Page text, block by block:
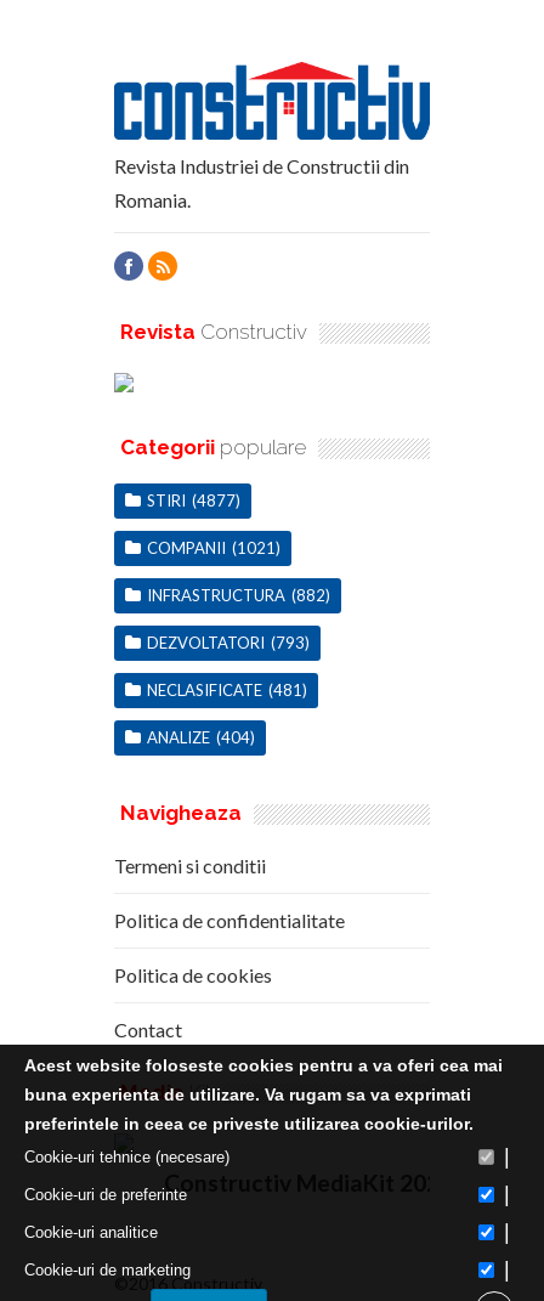
Revista Industriei de Constructii din
Romania.
Revista Constructiv
Categorii populare
STIRI (4877)
COMPANII (1021)
INFRASTRUCTURA (882)
DEZVOLTATORI (793)
NECLASIFICATE (481)
ANALIZE (404)
Navigheaza
Termeni si conditii
Politica de confidentialitate
Politica de cookies
Contact
Media Kit
Constructiv MediaKit 2020
©2016 Constructiv
Acest website foloseste cookies pentru a va oferi cea mai
buna experienta de utilizare. Va rugam sa va exprimati
preferintele in ceea ce priveste utilizarea cookie-urilor.
Cookie-uri tehnice (necesare)
Cookie-uri de preferinte
Cookie-uri analitice
Cookie-uri de marketing